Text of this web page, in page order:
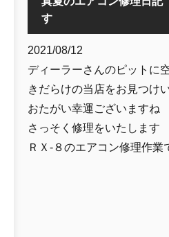
す
2021/08/12
ディーラーさんのピットに
きだらけの当店をお見つけ
おたがい幸運ございますね
さっそく修理をいたします
ＲＸ-８のエアコン修理作業